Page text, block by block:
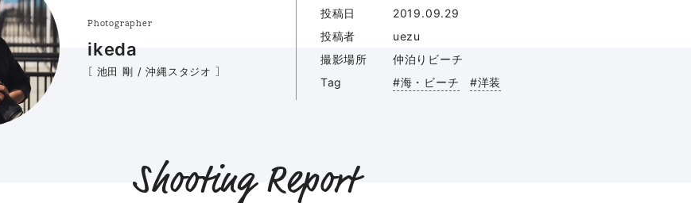
Photographer
ikeda
［ 池田 剛 / 沖縄スタジオ ］
投稿日
2019.09.29
投稿者
uezu
撮影場所
仲泊りビーチ
Tag
#海・ビーチ #洋装
Shooting Report